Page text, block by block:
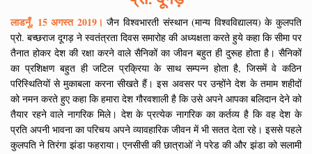
लाडनूँ, 15 अगस्त 2019। जैन विश्वभारती संस्थान (मान्य विश्वविद्यालय) के कुलपति
प्रो. बच्छराज दूगड़ ने स्वतंत्रता दिवस समारोह की अध्यक्षता करते हुये कहा कि सीमा पर
तैनात होकर देश की रक्षा करने वाले सैनिकों का जीवन बहुत ही दुरूह होता है। सैनिकों
का प्रशिक्षण बहुत ही जटिल प्रक्रिया के साथ सम्पन्न होता है, जिसमें वे कठिन
परिस्थितियों से मुकाबला करना सीखते हैं। इस अवसर पर उन्होंने देश के तमाम शहीदों
को नमन करते हुए कहा कि हमारा देश गौरवशाली है कि उसे अपने आपका बलिदान देने को
तैयार रहने वाले नागरिक मिले। देश के प्रत्येक नागरिक का कर्तव्य है कि वह देश के
प्रति अपनी भावना का परिचय अपने व्यावहारिक जीवन में भी सतत देता रहे। इससे पहले
कुलपति ने तिरंगा झंडा फहराया। एनसीसी की छात्राओं ने परेड की और झंडा को सलामी